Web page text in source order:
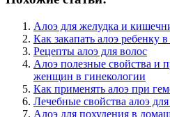
Алоэ для желудка и
Как закапать алоэ ребенку
Рецепты алоэ для волос
Алоэ полезные свойства и
женщин в гинекологии
Как применять алоэ при
Лечебные свойства алоэ
Алоэ для похудения в